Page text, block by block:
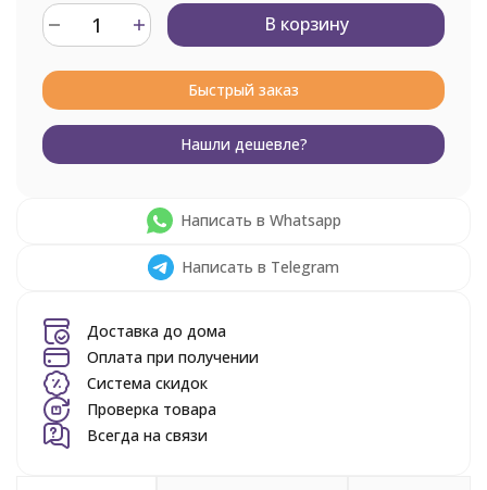
В корзину
Быстрый заказ
Нашли дешевле?
Написать в Whatsapp
Написать в Telegram
Доставка до дома
Оплата при получении
Система скидок
Проверка товара
Всегда на связи